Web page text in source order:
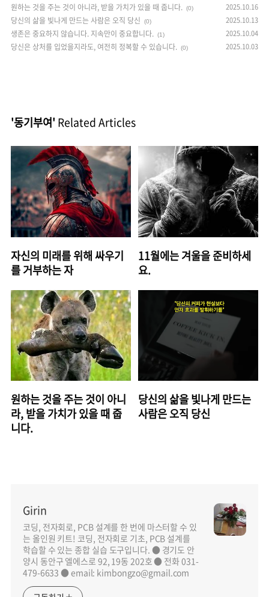
원하는 것을 주는 것이 아니라, 받을 가치가 있을 때 줍니다. (0) 2025.10.16
당신의 삶을 빛나게 만드는 사람은 오직 당신 (0) 2025.10.13
생존은 중요하지 않습니다. 지속만이 중요합니다. (1) 2025.10.04
당신은 상처를 입었을지라도, 여전히 정복할 수 있습니다. (0) 2025.10.03
'동기부여' Related Articles
자신의 미래를 위해 싸우기
를 거부하는 자
11월에는 겨울을 준비하세
요.
원하는 것을 주는 것이 아니
라, 받을 가치가 있을 때 줍
니다.
당신의 삶을 빛나게 만드는
사람은 오직 당신
Girin
코딩, 전자회로, PCB 설계를 한 번에 마스터할 수 있
는 올인원 키트! 코딩, 전자회로 기초, PCB 설계를
학습할 수 있는 종합 실습 도구입니다. ● 경기도 안
양시 동안구 엘에스로 92, 19동 202호 ● 전화 031-
479-6633 ● email: kimbongzo@gmail.com